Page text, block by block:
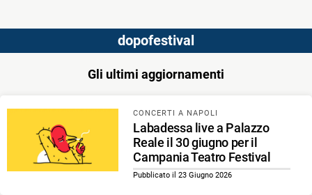
dopofestival
Gli ultimi aggiornamenti
CONCERTI A NAPOLI
Labadessa live a Palazzo
Reale il 30 giugno per il
Campania Teatro Festival
Pubblicato il 23 Giugno 2026